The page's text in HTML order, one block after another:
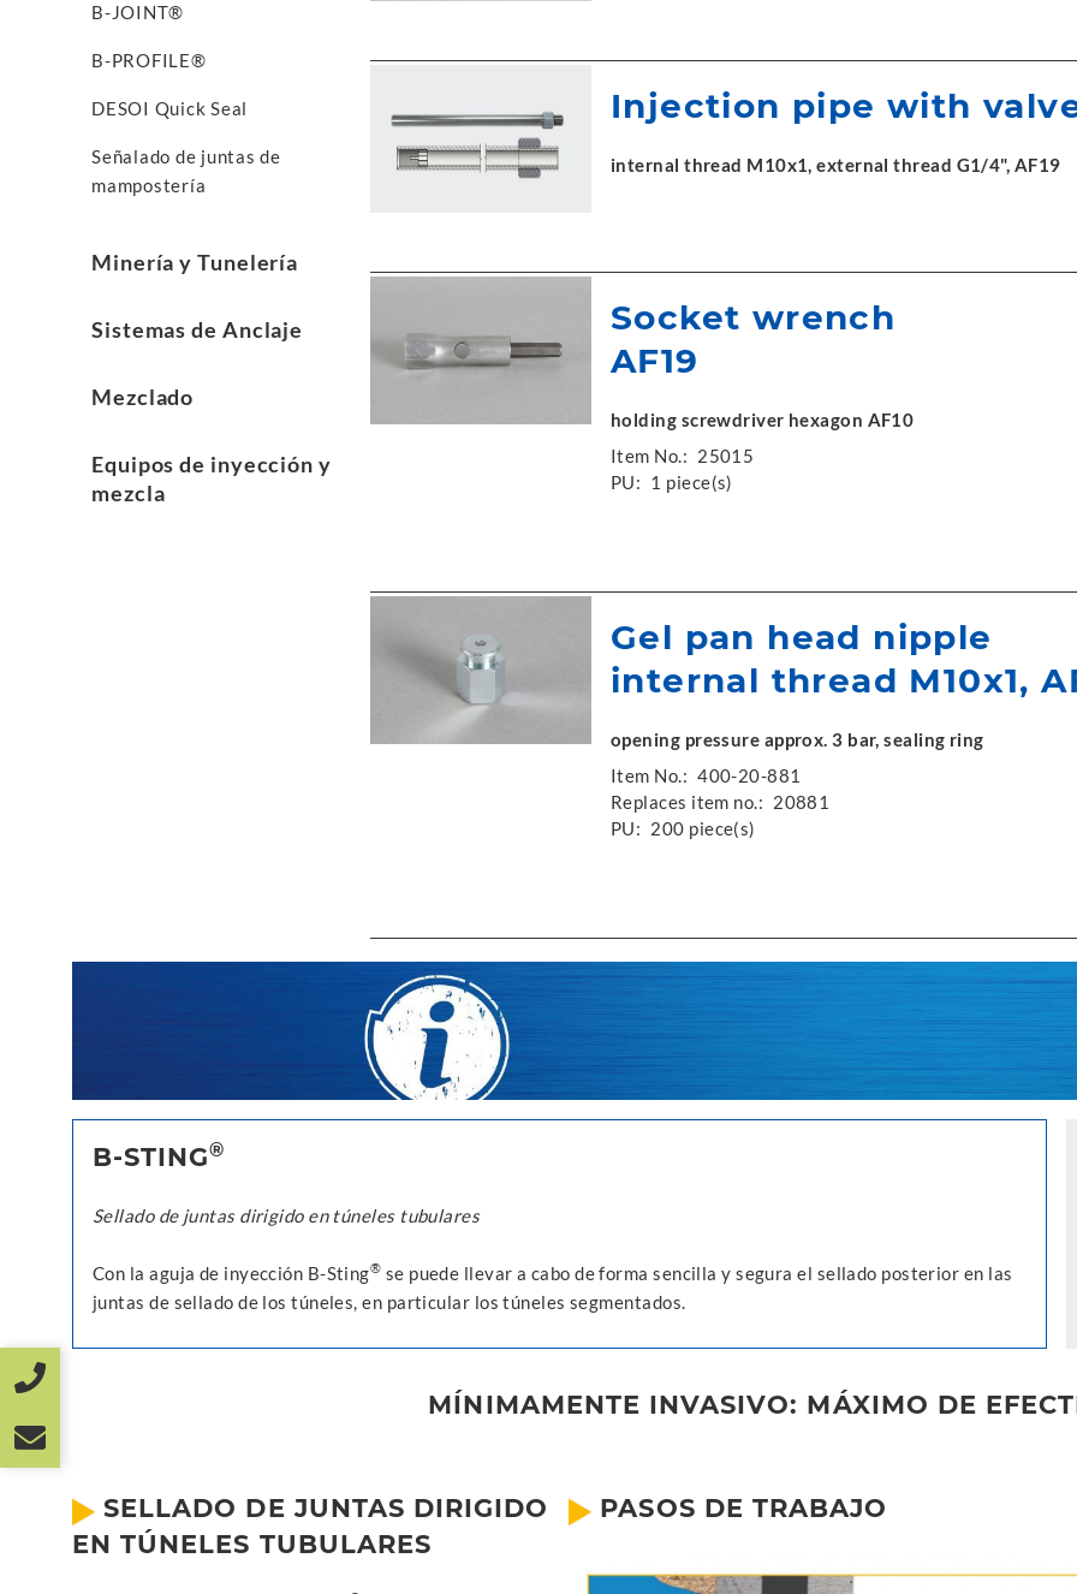
B-JOINT®
B-PROFILE®
DESOI Quick Seal
Señalado de juntas de
mampostería
Minería y Tunelería
Sistemas de Anclaje
Mezclado
Equipos de inyección y
mezcla
Injection pipe with
internal thread M10x1, external thread G1/4", AF19
Socket wrench
AF19
holding screwdriver hexagon AF10
Item No.: 25015
PU: 1 piece(s)
Gel pan head nipple
internal thread M10x1,
opening pressure approx. 3 bar, sealing ring
Item No.: 400-20-881
Replaces item no.: 20881
PU: 200 piece(s)
B-STING®
Sellado de juntas dirigido en túneles tubulares
Con la aguja de inyección B-Sting® se puede llevar a cabo de forma sencilla y segura el sellado posterior en las
juntas de sellado de los túneles, en particular los túneles segmentados.
MÍNIMAMENTE INVASIVO: MÁXIMO DE
SELLADO DE JUNTAS DIRIGIDO
EN TÚNELES TUBULARES
PASOS DE TRABAJO